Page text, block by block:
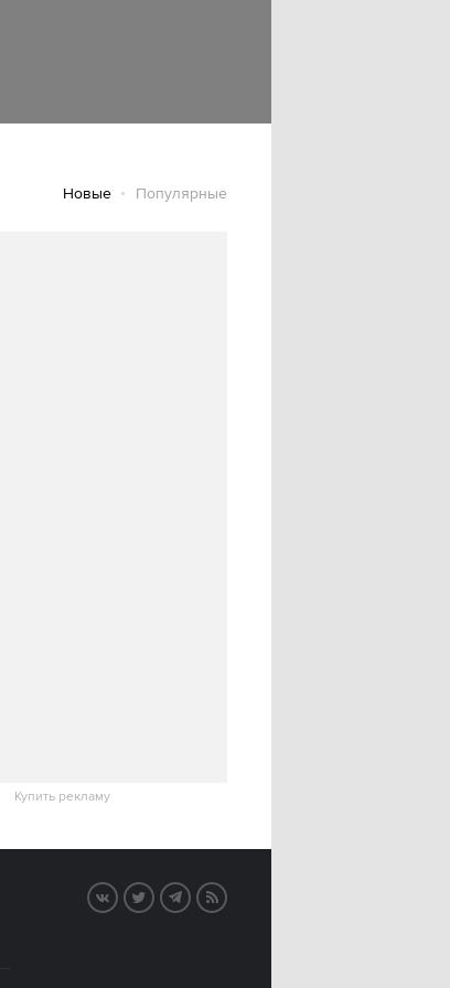
Новые Популярные
Купить рекламу
VK TwitterTelegram
RSS